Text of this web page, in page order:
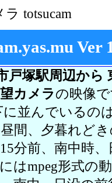
totsucam
Ver
戸塚駅周辺から
カメラの映像
に並んでいるの
間、夕暮れど
分前、南中時
はmpeg形式の